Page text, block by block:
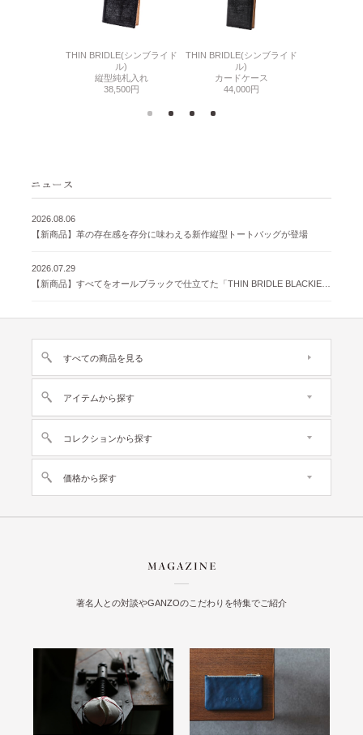
THIN BRIDLE(シンブライド
ル)
縦型純札入れ
38,500円
THIN BRIDLE(シンブライド
ル)
カードケース
44,000円
2026.08.06
【新商品】革の存在感を存分に味わえる新作縦型トートバッグが登場
2026.07.29
すべての商品を見る
アイテムから探す
コレクションから探す
価格から探す
著名人との対談やGANZOのこだわりを特集でご紹介